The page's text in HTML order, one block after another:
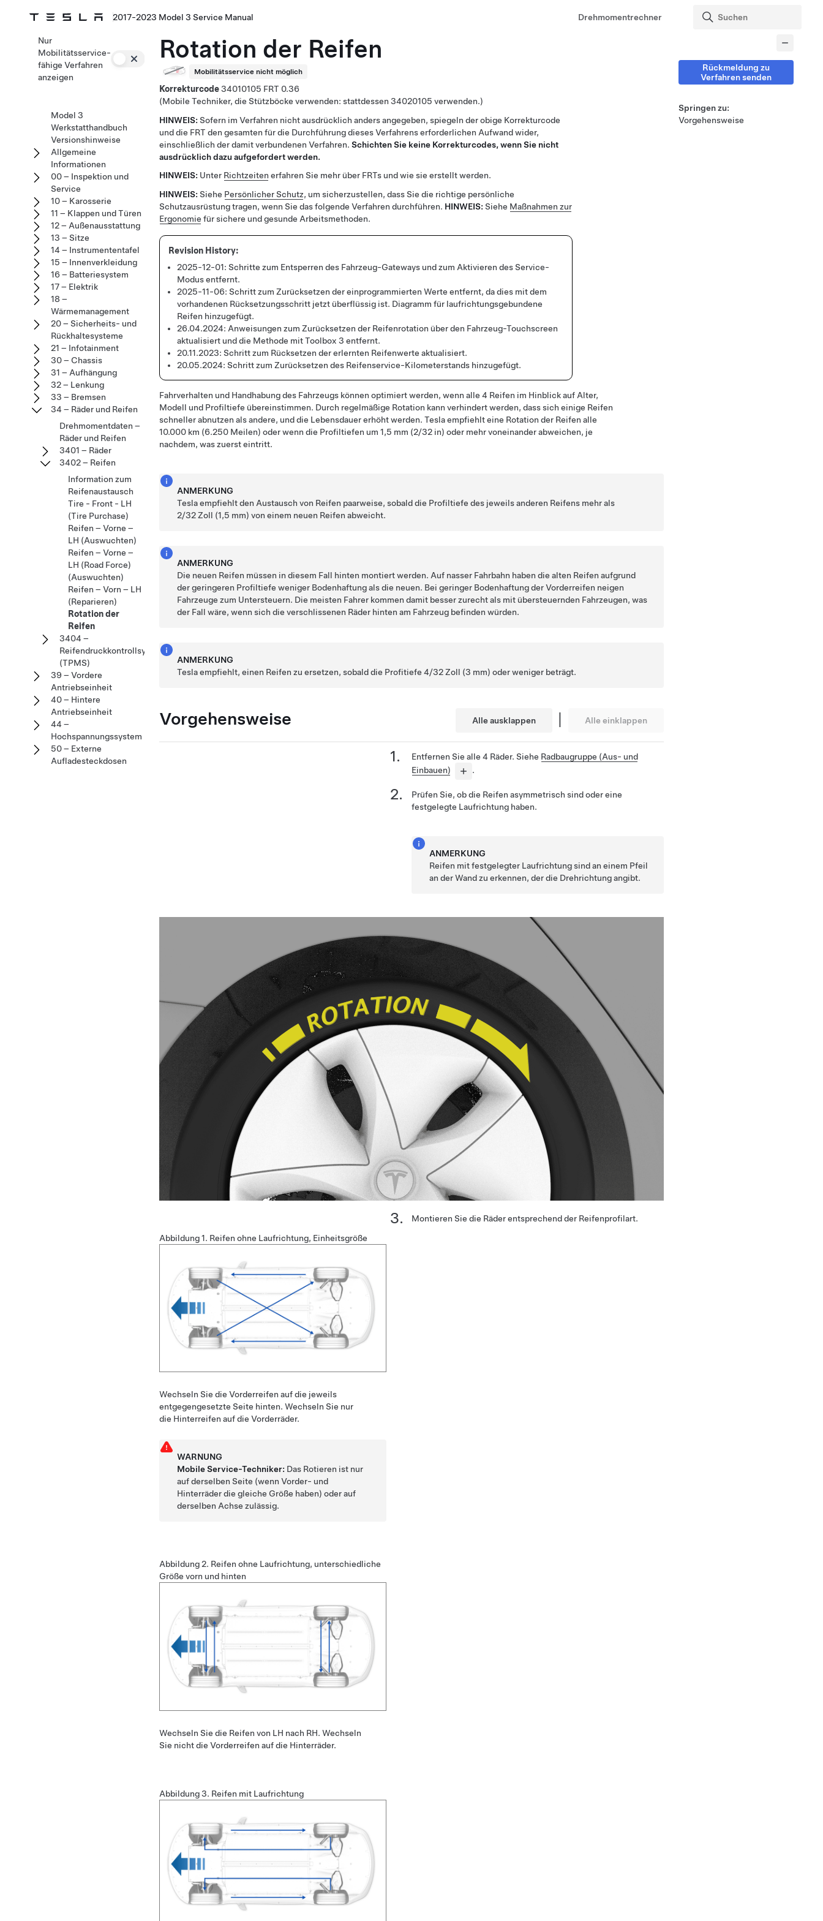
2017-2023 Model 3 Service Manual Drehmomentrechner
Rotation der Reifen
Mobilitätsservice nicht möglich
Korrekturcode34010105
0.36
(Mobile Techniker, die Stützböcke verwenden: stattdessen 34020105 verwenden.)
HINWEIS: Sofern im Verfahren nicht ausdrücklich anders angegeben, spiegeln der obige Korrekturcode
und die FRT den gesamten für die Durchführung dieses Verfahrens erforderlichen Aufwand wider,
einschließlich der damit verbundenen Verfahren. Schichten Sie keine Korrekturcodes, wenn Sie nicht
ausdrücklich dazu aufgefordert werden.
HINWEIS: Unter Richtzeiten erfahren Sie mehr über FRTs und wie sie erstellt werden.
HINWEIS: Siehe Persönlicher Schutz, um sicherzustellen, dass Sie die richtige persönliche
Schutzausrüstung tragen, wenn Sie das folgende Verfahren durchführen. HINWEIS: Siehe Maßnahmen zur
Ergonomie für sichere und gesunde Arbeitsmethoden.
2025-12-01: Schritte zum Entsperren des Fahrzeug-Gateways und zum Aktivieren des Service-
Modus entfernt.
2025-11-06: Schritt zum Zurücksetzen der einprogrammierten Werte entfernt, da dies mit dem
vorhandenen Rücksetzungsschritt jetzt überflüssig ist. Diagramm für laufrichtungsgebundene
Reifen hinzugefügt.
26.04.2024: Anweisungen zum Zurücksetzen der Reifenrotation über den Fahrzeug-Touchscreen
aktualisiert und die Methode mit Toolbox 3 entfernt.
20.11.2023: Schritt zum Rücksetzen der erlernten Reifenwerte aktualisiert.
20.05.2024: Schritt zum Zurücksetzen des Reifenservice-Kilometerstands hinzugefügt.
Fahrverhalten und Handhabung des Fahrzeugs können optimiert werden, wenn alle 4 Reifen im Hinblick auf Alter,
Modell und Profiltiefe übereinstimmen. Durch regelmäßige Rotation kann verhindert werden, dass sich einige Reifen
schneller abnutzen als andere, und die Lebensdauer erhöht werden. Tesla empfiehlt eine Rotation der Reifen alle
10.000 km (6.250 Meilen) oder wenn die Profiltiefen um 1,5 mm (2/32 in) oder mehr voneinander abweichen, je
nachdem, was zuerst eintritt.
ANMERKUNG
Tesla empfiehlt den Austausch von Reifen paarweise, sobald die Profiltiefe des jeweils anderen Reifens mehr als
2/32 Zoll (1,5 mm) von einem neuen Reifen abweicht.
ANMERKUNG
Die neuen Reifen müssen in diesem Fall hinten montiert werden. Auf nasser Fahrbahn haben die alten Reifen aufgrund
der geringeren Profiltiefe weniger Bodenhaftung als die neuen. Bei geringer Bodenhaftung der Vorderreifen neigen
Fahrzeuge zum Untersteuern. Die meisten Fahrer kommen damit besser zurecht als mit übersteuernden Fahrzeugen, was
der Fall wäre, wenn sich die verschlissenen Räder hinten am Fahrzeug befinden würden.
ANMERKUNG
Tesla empfiehlt, einen Reifen zu ersetzen, sobald die Profitiefe 4/32 Zoll (3 mm) oder weniger beträgt.
Vorgehensweise Alle ausklappen | Alle einklappen
Entfernen Sie alle 4 Räder. Siehe Radbaugruppe (Aus- und
Einbauen)
.
Prüfen Sie, ob die Reifen asymmetrisch sind oder eine
festgelegte Laufrichtung haben.
ANMERKUNG
Reifen mit festgelegter Laufrichtung sind an einem Pfeil
an der Wand zu erkennen, der die Drehrichtung angibt.
Montieren Sie die Räder entsprechend der Reifenprofilart.
Abbildung 1. Reifen ohne Laufrichtung, Einheitsgröße
Wechseln Sie die Vorderreifen auf die jeweils
entgegengesetzte Seite hinten. Wechseln Sie nur
die Hinterreifen auf die Vorderräder.
WARNUNG
Mobile Service-Techniker: Das Rotieren ist nur
auf derselben Seite (wenn Vorder- und
Hinterräder die gleiche Größe haben) oder auf
derselben Achse zulässig.
Abbildung 2. Reifen ohne Laufrichtung, unterschiedliche
Größe vorn und hinten
Wechseln Sie die Reifen von LH nach RH. Wechseln
Sie nicht die Vorderreifen auf die Hinterräder.
Abbildung 3. Reifen mit Laufrichtung
Nur
Mobilitätsservice-
fähige Verfahren
anzeigen
Model 3
Werkstatthandbuch
Versionshinweise
Allgemeine
Informationen
00 – Inspektion und
Service
10 – Karosserie
11 – Klappen und Türen
12 – Außenausstattung
13 – Sitze
14 – Instrumententafel
15 – Innenverkleidung
16 – Batteriesystem
17 – Elektrik
18 –
Wärmemanagement
20 – Sicherheits- und
Rückhaltesysteme
21 – Infotainment
30 – Chassis
31 – Aufhängung
32 – Lenkung
33 – Bremsen
34 – Räder und Reifen
Drehmomentdaten –
Räder und Reifen
3401 – Räder
3402 – Reifen
Information zum
Reifenaustausch
Tire - Front - LH
(Tire Purchase)
Reifen – Vorne –
LH (Auswuchten)
Reifen – Vorne –
LH (Road Force)
(Auswuchten)
Reifen – Vorn – LH
(Reparieren)
Rotation der
Reifen
3404 –
Reifendruckkontrollsystem
(TPMS)
39 – Vordere
Antriebseinheit
40 – Hintere
Antriebseinheit
44 –
Hochspannungssystem
50 – Externe
Aufladesteckdosen
Rückmeldung zu
Verfahren senden
Springen zu:
Vorgehensweise